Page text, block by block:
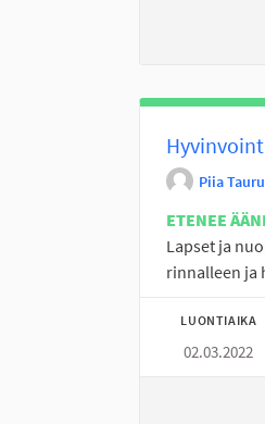
Piia
ETENEE
Lapset ja
rinnalleen ja
LUONTIAIKA
02.03.2022